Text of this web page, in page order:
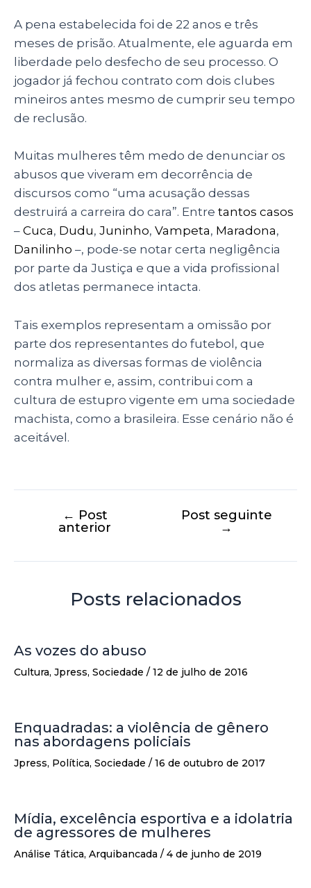
A pena estabelecida foi de 22 anos e três
meses de prisão. Atualmente, ele aguarda em
liberdade pelo desfecho de seu processo. O
jogador já fechou contrato com dois clubes
mineiros antes mesmo de cumprir seu tempo
de reclusão.
Muitas mulheres têm medo de denunciar os
abusos que viveram em decorrência de
discursos como “uma acusação dessas
destruirá a carreira do cara”. Entre tantos casos
– Cuca, Dudu, Juninho, Vampeta, Maradona,
Danilinho –, pode-se notar certa negligência
por parte da Justiça e que a vida profissional
dos atletas permanece intacta.
Tais exemplos representam a omissão por
parte dos representantes do futebol, que
normaliza as diversas formas de violência
contra mulher e, assim, contribui com a
cultura de estupro vigente em uma sociedade
machista, como a brasileira. Esse cenário não é
aceitável.
← Post
anterior
Post seguinte
→
Posts relacionados
As vozes do abuso
Cultura, Jpress, Sociedade / 12 de julho de 2016
Enquadradas: a violência de gênero
nas abordagens policiais
Jpress, Política, Sociedade / 16 de outubro de 2017
Mídia, excelência esportiva e a idolatria
de agressores de mulheres
Análise Tática, Arquibancada / 4 de junho de 2019